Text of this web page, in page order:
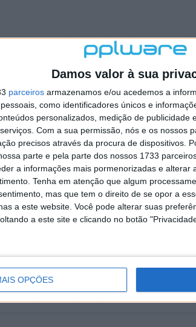
Damos valor à sua
parceiros armazenamos e/ou acedemos a
como identificadores únicos e
personalizados, medição de publicidade
Com a sua permissão, nós e os nossos
precisos através da procura de dispositivos.
parte e pela parte dos nossos 1733
a informações mais pormenorizadas e alterar
Tenha em atenção que algum
mas que tem o direito de se opor a
a este website. Você pode alterar suas
a este site e clicando no botão
OPÇÕES
artigo tem mais de um ano
no Google Notícias